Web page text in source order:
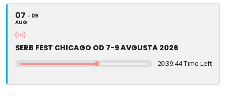
07
AUG
09
SERB FEST CHICAGO OD 7-9 AVGUSTA 2026
20:39:44 Time Left